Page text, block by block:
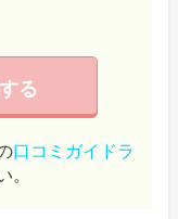
る
口コミガイドラ
。